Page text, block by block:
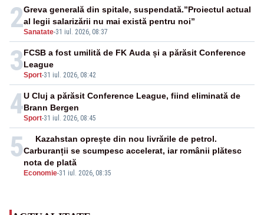
2Sanatate-31 iul. 2026, 08:37
Greva generală din spitale, suspendată.”Proiectul actual
al legii salarizării nu mai există pentru noi”
3Sport-31 iul. 2026, 08:42
FCSB a fost umilită de FK Auda și a părăsit Conference
League
4Sport-31 iul. 2026, 08:45
U Cluj a părăsit Conference League, fiind eliminată de
Brann Bergen
5
Economie-31 iul. 2026, 08:35
Kazahstan oprește din nou livrările de petrol.
Carburanții se scumpesc accelerat, iar românii plătesc
nota de plată